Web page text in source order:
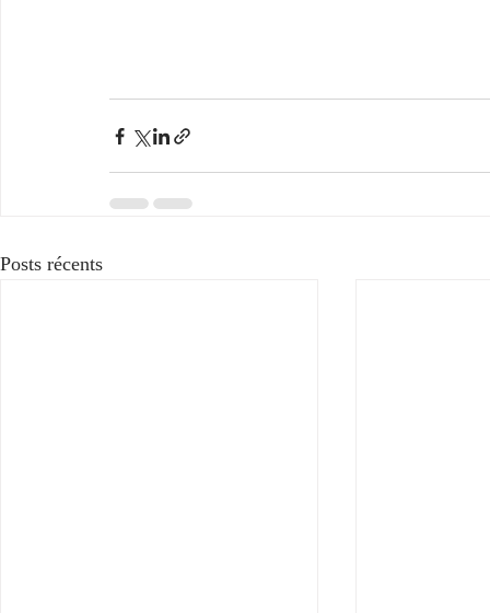
Posts récents